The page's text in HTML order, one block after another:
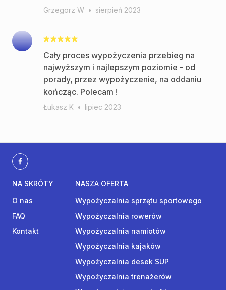
Grzegorz W • sierpień 2023
Cały proces wypożyczenia przebieg na
najwyższym i najlepszym poziomie - od
porady, przez wypożyczenie, na oddaniu
kończąc. Polecam !
Łukasz K • lipiec 2023
NA SKRÓTY
O nas
FAQ
Kontakt
NASZA OFERTA
Wypożyczalnia sprzętu sportowego
Wypożyczalnia rowerów
Wypożyczalnia namiotów
Wypożyczalnia kajaków
Wypożyczalnia desek SUP
Wypożyczalnia trenażerów